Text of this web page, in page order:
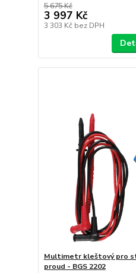
5 675 Kč
3 997 Kč
3 303 Kč bez DPH
Multimetr kleštový pro
proud - BGS 2202